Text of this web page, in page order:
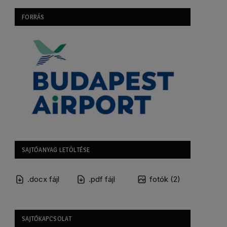
FORRÁS
SAJTÓANYAG LETÖLTÉSE
.docx fájl .pdf fájl fotók (2)
SAJTÓKAPCSOLAT